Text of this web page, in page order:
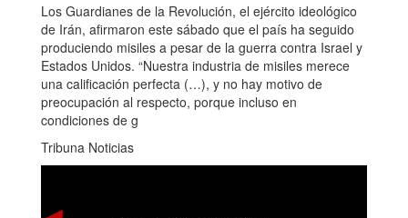
Los Guardianes de la Revolución, el ejército ideológico
de Irán, afirmaron este sábado que el país ha seguido
produciendo misiles a pesar de la guerra contra Israel y
Estados Unidos. “Nuestra industria de misiles merece
una calificación perfecta (…), y no hay motivo de
preocupación al respecto, porque incluso en
condiciones de g
Tribuna Noticias